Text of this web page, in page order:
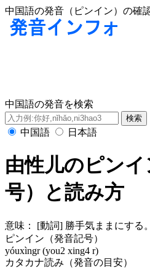
中国語の発音（ピンイン）の確
中国語の発音を検索
中国語 日本語
由性儿のピン
号）と読み方
意味：
[動詞] 勝手気ままにする。
ピンイン（発音記号）
yóuxìngr (you2 xing4 r)
カタカナ読み（発音の目安）